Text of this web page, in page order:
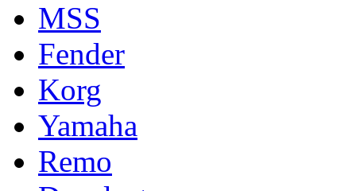
MSS
Fender
Korg
Yamaha
Remo